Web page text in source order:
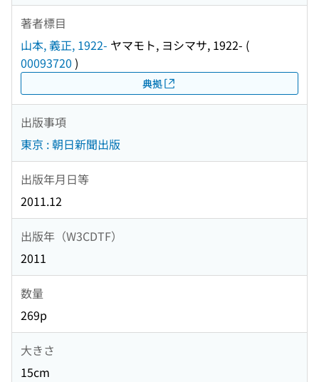
著者標目
山本, 義正, 1922- ヤマモト, ヨシマサ, 1922- (
00093720 )
典拠
出版事項
東京 : 朝日新聞出版
出版年月日等
2011.12
出版年（W3CDTF）
2011
数量
269p
大きさ
15cm